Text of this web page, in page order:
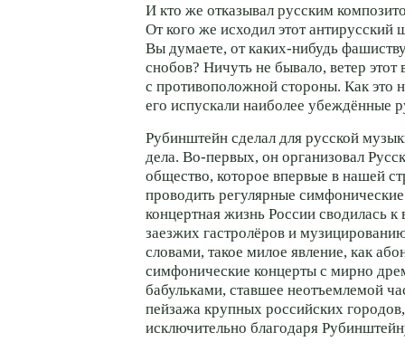
И кто же отказывал русским
От кого же исходил этот антирусский
Вы думаете, откаких-нибудь
снобов? Ничуть не бывало, ветер этот
с противоположной стороны. Как это
его испускали наиболее убеждённые
Рубинштейн сделал для русской
дела. Во-первых, он организовал
общество, которое впервые в нашей
проводить регулярные
концертная жизнь России сводилась к
заезжих гастролёров и
словами, такое милое явление, как
симфонические концерты с мирно
бабульками, ставшее неотъемлемой
пейзажа крупных российских
исключительно благодаря